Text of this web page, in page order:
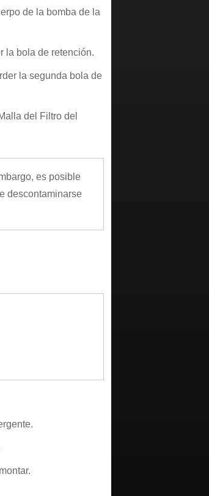
de la bomba de la
la bola de retención.
la segunda bola de
del Filtro del
es posible
descontaminarse